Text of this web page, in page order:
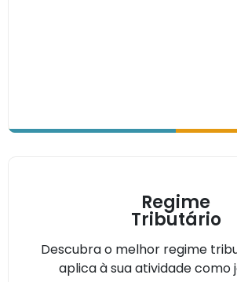
Regime
Tributário
Descubra o melhor regime
aplica à sua atividade como